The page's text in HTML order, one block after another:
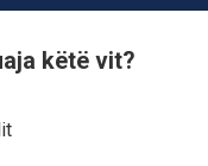
këtë vit?